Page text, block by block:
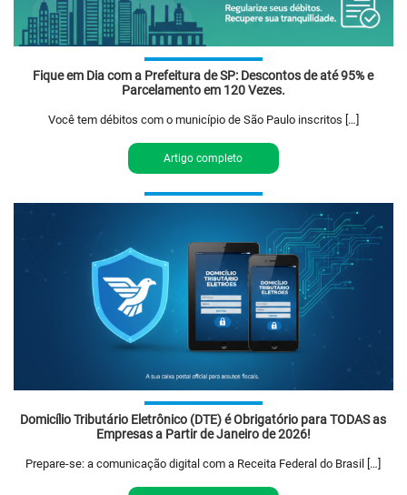
Fique em Dia com a Prefeitura de SP: Descontos de até 95% e
Parcelamento em 120 Vezes.
Você tem débitos com o município de São Paulo inscritos […]
Artigo completo
Domicílio Tributário Eletrônico (DTE) é Obrigatório para TODAS as
Empresas a Partir de Janeiro de 2026!
Prepare-se: a comunicação digital com a Receita Federal do Brasil […]